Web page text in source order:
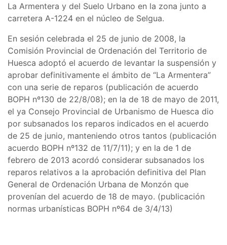
La Armentera y del Suelo Urbano en la zona junto a
carretera A-1224 en el núcleo de Selgua.
En sesión celebrada el 25 de junio de 2008, la
Comisión Provincial de Ordenación del Territorio de
Huesca adoptó el acuerdo de levantar la suspensión y
aprobar definitivamente el ámbito de “La Armentera”
con una serie de reparos (publicación de acuerdo
BOPH nº130 de 22/8/08); en la de 18 de mayo de 2011,
el ya Consejo Provincial de Urbanismo de Huesca dio
por subsanados los reparos indicados en el acuerdo
de 25 de junio, manteniendo otros tantos (publicación
acuerdo BOPH nº132 de 11/7/11); y en la de 1 de
febrero de 2013 acordó considerar subsanados los
reparos relativos a la aprobación definitiva del Plan
General de Ordenación Urbana de Monzón que
provenían del acuerdo de 18 de mayo. (publicación
normas urbanísticas BOPH nº64 de 3/4/13)